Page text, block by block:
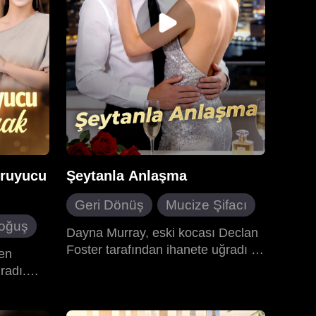
ve
gizli
bu
Şeytanla Anlaşma
Geri Dönüş
Mucize Şifacı
Sözleşmeli Evlilik
İntikam
Modern Romantizm
Dayna Murray, eski kocası Declan
Foster tarafından ihanete uğradı ve